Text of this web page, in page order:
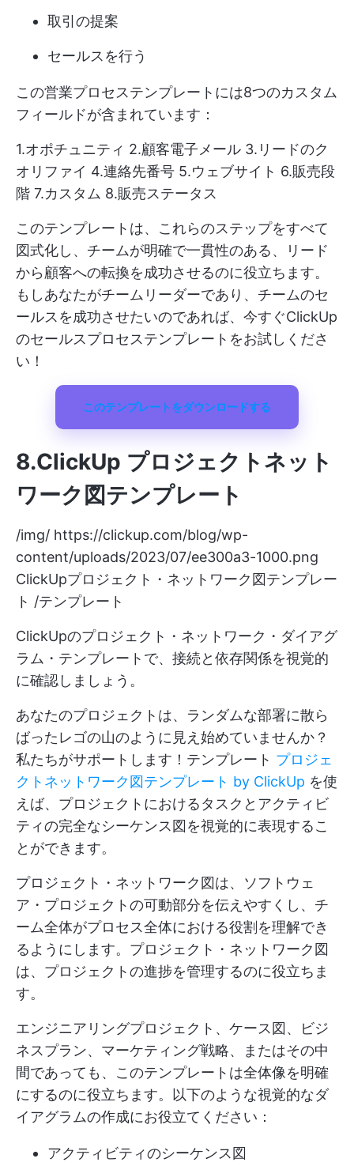
取引の提案
セールスを行う
この営業プロセステンプレートには8つのカスタム
フィールドが含まれています：
1.オポチュニティ 2.顧客電子メール 3.リードのク
オリファイ 4.連絡先番号 5.ウェブサイト 6.販売段
階 7.カスタム 8.販売ステータス
このテンプレートは、これらのステップをすべて
図式化し、チームが明確で一貫性のある、リード
から顧客への転換を成功させるのに役立ちます。
もしあなたがチームリーダーであり、チームのセ
ールスを成功させたいのであれば、今すぐClickUp
のセールスプロセステンプレートをお試しくださ
い！
このテンプレートをダウンロードする
8.ClickUp プロジェクトネット
ワーク図テンプレート
/img/ https://clickup.com/blog/wp-
content/uploads/2023/07/ee300a3-1000.png
ClickUpプロジェクト・ネットワーク図テンプレー
ト /テンプレート
ClickUpのプロジェクト・ネットワーク・ダイアグ
ラム・テンプレートで、接続と依存関係を視覚的
に確認しましょう。
あなたのプロジェクトは、ランダムな部署に散ら
ばったレゴの山のように見え始めていませんか？
私たちがサポートします！テンプレート プロジェ
クトネットワーク図テンプレート by ClickUp を使
えば、プロジェクトにおけるタスクとアクティビ
ティの完全なシーケンス図を視覚的に表現するこ
とができます。
プロジェクト・ネットワーク図は、ソフトウェ
ア・プロジェクトの可動部分を伝えやすくし、チ
ーム全体がプロセス全体における役割を理解でき
るようにします。プロジェクト・ネットワーク図
は、プロジェクトの進捗を管理するのに役立ちま
す。
エンジニアリングプロジェクト、ケース図、ビジ
ネスプラン、マーケティング戦略、またはその中
間であっても、このテンプレートは全体像を明確
にするのに役立ちます。以下のような視覚的なダ
イアグラムの作成にお役立てください：
アクティビティのシーケンス図